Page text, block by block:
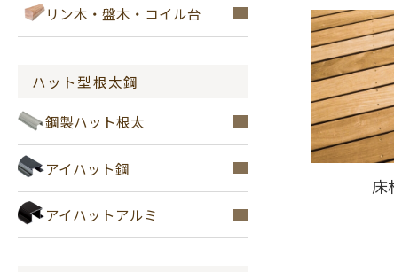
リン木・盤木・コイル台
ハット型根太鋼
鋼製ハット根太
アイハット鋼
アイハットアルミ
床